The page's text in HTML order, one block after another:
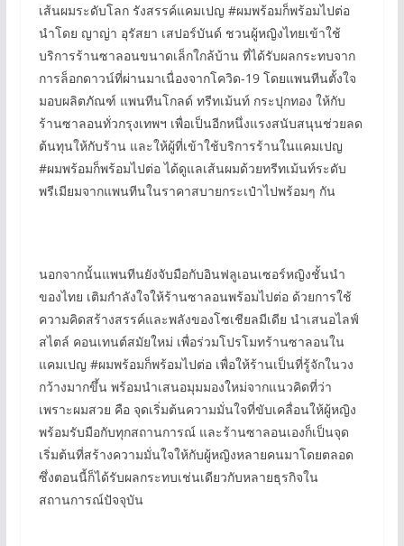
เส้นผมระดับโลก รังสรรค์แคมเปญ #ผมพร้อมก็พร้อมไปต่อ
นำโดย ญาญ่า อุรัสยา เสปอร์บันด์ ชวนผู้หญิงไทยเข้าใช้
บริการร้านซาลอนขนาดเล็กใกล้บ้าน ที่ได้รับผลกระทบจาก
การล็อกดาวน์ที่ผ่านมาเนื่องจากโควิด-19 โดยแพนทีนตั้งใจ
มอบผลิตภัณฑ์ แพนทีนโกลด์ ทรีทเม้นท์ กระปุกทอง ให้กับ
ร้านซาลอนทั่วกรุงเทพฯ เพื่อเป็นอีกหนึ่งแรงสนับสนุนช่วยลด
ต้นทุนให้กับร้าน และให้ผู้ที่เข้าใช้บริการร้านในแคมเปญ
#ผมพร้อมก็พร้อมไปต่อ ได้ดูแลเส้นผมด้วยทรีทเม้นท์ระดับ
พรีเมียมจากแพนทีนในราคาสบายกระเป๋าไปพร้อมๆ กัน
นอกจากนั้นแพนทีนยังจับมือกับอินฟลูเอนเซอร์หญิงชั้นนำ
ของไทย เติมกำลังใจให้ร้านซาลอนพร้อมไปต่อ ด้วยการใช้
ความคิดสร้างสรรค์และพลังของโซเชียลมีเดีย นำเสนอไลฟ์
สไตล์ คอนเทนต์สมัยใหม่ เพื่อร่วมโปรโมทร้านซาลอนใน
แคมเปญ #ผมพร้อมก็พร้อมไปต่อ เพื่อให้ร้านเป็นที่รู้จักในวง
กว้างมากขึ้น พร้อมนำเสนอมุมมองใหม่จากแนวคิดที่ว่า
เพราะผมสวย คือ จุดเริ่มต้นความมั่นใจที่ขับเคลื่อนให้ผู้หญิง
พร้อมรับมือกับทุกสถานการณ์ และร้านซาลอนเองก็เป็นจุด
เริ่มต้นที่สร้างความมั่นใจให้กับผู้หญิงหลายคนมาโดยตลอด
ซึ่งตอนนี้ก็ได้รับผลกระทบเช่นเดียวกับหลายธุรกิจใน
สถานการณ์ปัจจุบัน